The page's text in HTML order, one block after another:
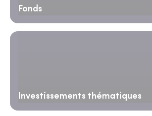
Fonds
Investissements thématiques